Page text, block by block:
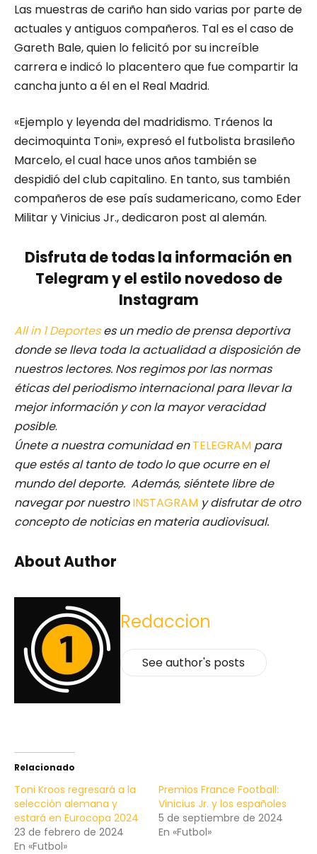
Las muestras de cariño han sido varias por parte de
actuales y antiguos compañeros. Tal es el caso de
Gareth Bale, quien lo felicitó por su increíble
carrera e indicó lo placentero que fue compartir la
cancha junto a él en el Real Madrid.
«Ejemplo y leyenda del madridismo. Tráenos la
decimoquinta Toni», expresó el futbolista brasileño
Marcelo, el cual hace unos años también se
despidió del club capitalino. En tanto, sus también
compañeros de ese país sudamericano, como Eder
Militar y Vinicius Jr., dedicaron post al alemán.
Disfruta de todas la información en
Telegram y el estilo novedoso de
Instagram
All in 1 Deporteses un medio de prensa deportiva
donde se lleva toda la actualidad a disposición de
nuestros lectores. Nos regimos por las normas
éticas del periodismo internacional para llevar la
mejor información y con la mayor veracidad
posible.
Únete a nuestra comunidad enTELEGRAM para
que estés al tanto de todo lo que ocurre en el
mundo del deporte. Además, siéntete libre de
navegar por nuestro INSTAGRAM y disfrutar de otro
concepto de noticias en materia audiovisual.
About Author
Redaccion
See author's posts
Relacionado
Toni Kroos regresará a la
selección alemana y
estará en Eurocopa 2024
23 de febrero de 2024
En «Futbol»
Premios France Football:
Vinicius Jr. y los españoles
5 de septiembre de 2024
En «Futbol»